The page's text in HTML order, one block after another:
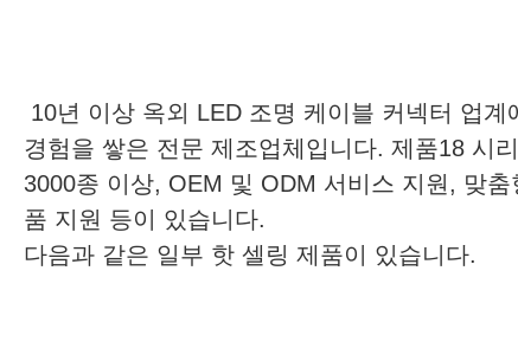
10년 이상 옥외 LED 조명 케이블 커넥터 업계
경험을 쌓은 전문 제조업체입니다. 제품18 시
3000종 이상, OEM 및 ODM 서비스 지원, 맞춤
품 지원 등이 있습니다.
다음과 같은 일부 핫 셀링 제품이 있습니다.